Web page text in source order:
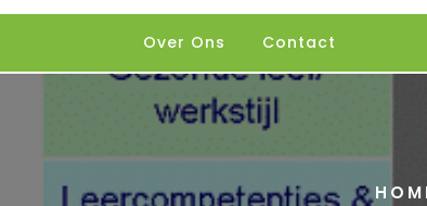
Over Ons Contact